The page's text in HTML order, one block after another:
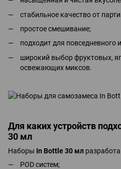
стабильное качество от
простое смешивание;
подходит для повседневного
широкий выбор фруктовых,
освежающих миксов.
Для каких устройств
30 мл
Наборы In Bottle 30 мл
POD систем;